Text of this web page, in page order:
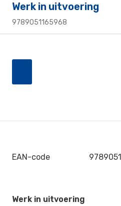
Werk in uitvoering
9789051165968
EAN-code
Werk in uitvoering